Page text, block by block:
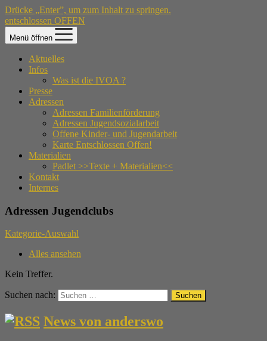
Drücke „Enter”, um zum Inhalt zu springen.
entschlossen OFFEN
Menü öffnen
Aktuelles
Infos
Was ist die IVOA ?
Presse
Adressen
Adressen Familienförderung
Adressen Jugendsozialarbeit
Offene Kinder- und Jugendarbeit
Karte Entschlossen Offen!
Materialien
Padlet >>Texte + Materialien<<
Kontakt
Internes
Adressen Jugendclubs
Kategorie-Auswahl
Alles ansehen
Kein Treffer.
Suchen nach:
News von anderswo